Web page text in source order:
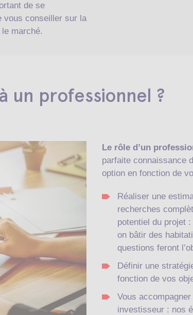
de se
vous conseiller sur la
marché.
un professionnel ?
Le rôle d’un
parfaite connaissance
option en fonction de
Réaliser une
recherches
potentiel du projet
on bâtir des
questions feront
Définir une
fonction de vos
Vous
investisseur : nos